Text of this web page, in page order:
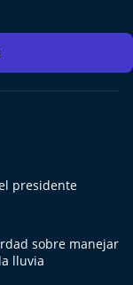
presidente
sobre manejar
lluvia